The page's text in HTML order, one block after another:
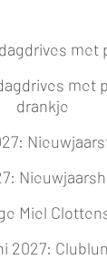
drankje
Miel
2027: